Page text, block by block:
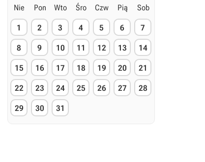
Nie Pon Wto Śro Czw Pią Sob
1 2 3 4 5 6 7
8 9 10 11 12 13 14
15 16 17 18 19 20 21
22 23 24 25 26 27 28
29 30 31